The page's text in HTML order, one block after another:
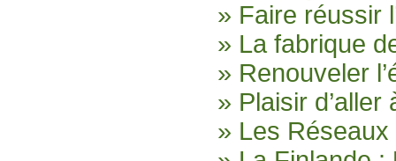
» Faire réussir
» La fabrique
» Renouveler
» Plaisir d’aller
» Les Réseaux